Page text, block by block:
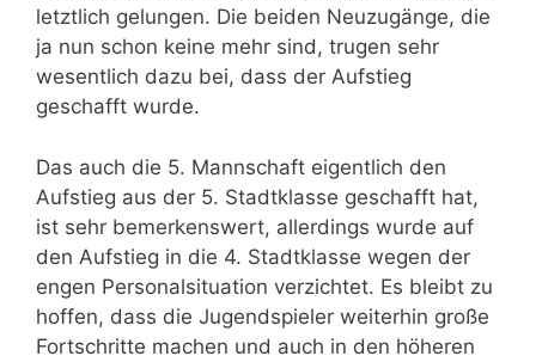
letztlich gelungen. Die beiden Neuzugänge, die
ja nun schon keine mehr sind, trugen sehr
wesentlich dazu bei, dass der Aufstieg
geschafft wurde.
Das auch die 5. Mannschaft eigentlich den
Aufstieg aus der 5. Stadtklasse geschafft hat,
ist sehr bemerkenswert, allerdings wurde auf
den Aufstieg in die 4. Stadtklasse wegen der
engen Personalsituation verzichtet. Es bleibt zu
hoffen, dass die Jugendspieler weiterhin große
Fortschritte machen und auch in den höheren